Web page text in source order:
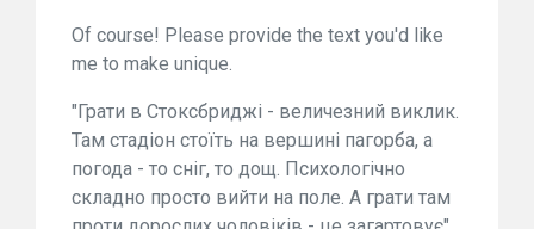
Of course! Please provide the text you'd like
me to make unique.
"Грати в Стоксбриджі - величезний виклик.
Там стадіон стоїть на вершині пагорба, а
погода - то сніг, то дощ. Психологічно
складно просто вийти на поле. А грати там